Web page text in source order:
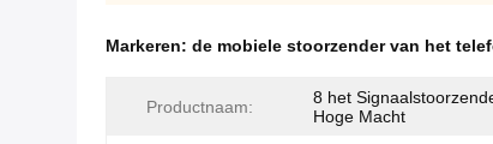
Markeren: de mobiele stoorzender van het
Productnaam:
8 het
Hoge Macht